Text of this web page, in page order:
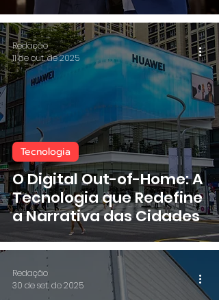
O Digital Out-of-Home: A
Tecnologia que Redefine
a Narrativa das Cidades
Tecnologia
Redação
11 de out. de 2025
Redação
30 de set. de 2025